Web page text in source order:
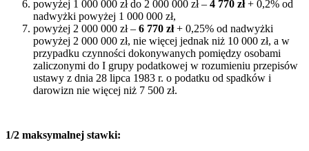
powyżej 1 000 000 zł do 2 000 000 zł – 4 770 zł+ 0,2% od
nadwyżki powyżej 1 000 000 zł,
powyżej 2 000 000 zł – 6 770 zł+ 0,25% od nadwyżki
powyżej 2 000 000 zł, nie więcej jednak niż 10 000 zł, a w
przypadku czynności dokonywanych pomiędzy osobami
zaliczonymi do I grupy podatkowej w rozumieniu przepisów
ustawy z dnia 28 lipca 1983 r. o podatku od spadków i
darowizn nie więcej niż 7 500 zł.
1/2 maksymalnej stawki: